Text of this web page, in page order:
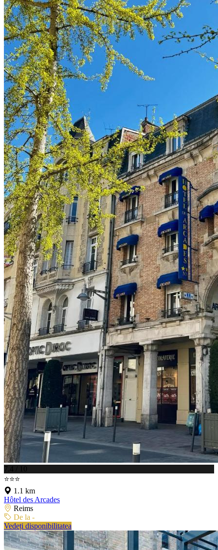
7.4 / 10
⭐⭐⭐
1.1 km
Hôtel des Arcades
Reims
De la -
Vedeți disponibilitatea